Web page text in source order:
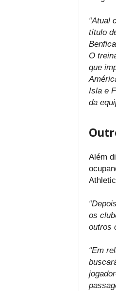
“Atual
título
O
que
Isla e
da
Além
os
outros
“Em